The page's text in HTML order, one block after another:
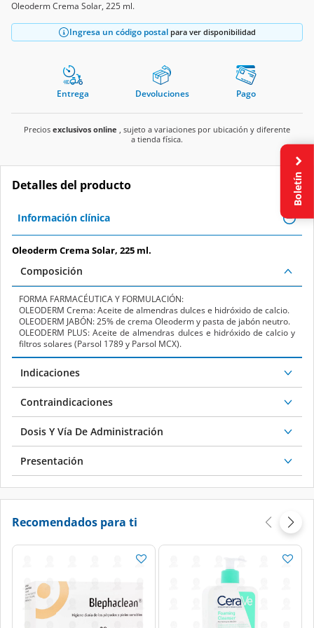
Oleoderm Crema Solar, 225 ml.
Ingresa un código postal para ver disponibilidad
Entrega Devoluciones Pago
Precios exclusivos online , sujeto a variaciones por ubicación y diferente
a tienda física.
Detalles del producto
Información clínica
Oleoderm Crema Solar, 225 ml.
Composición
FORMA FARMACÉUTICA Y FORMULACIÓN:
OLEODERM Crema: Aceite de almendras dulces e hidróxido de calcio.
OLEODERM JABÓN: 25% de crema Oleoderm y pasta de jabón neutro.
OLEODERM PLUS: Aceite de almendras dulces e hidróxido de calcio y
filtros solares (Parsol 1789 y Parsol MCX).
Indicaciones
Contraindicaciones
Dosis Y Vía De Administración
Presentación
Recomendados para ti
Boletín